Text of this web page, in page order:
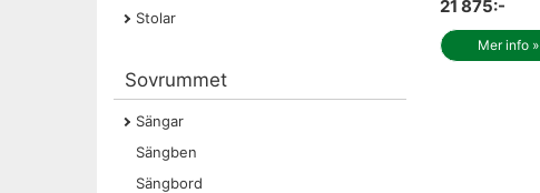
Stolar
Sovrummet
Sängar
Sängben
Sängbord
21 875:-
Mer info »